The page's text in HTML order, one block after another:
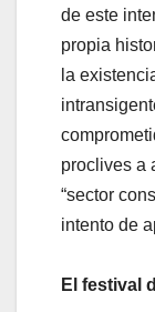
de este
propia
la
proclives a
“sector
intento de
El festival